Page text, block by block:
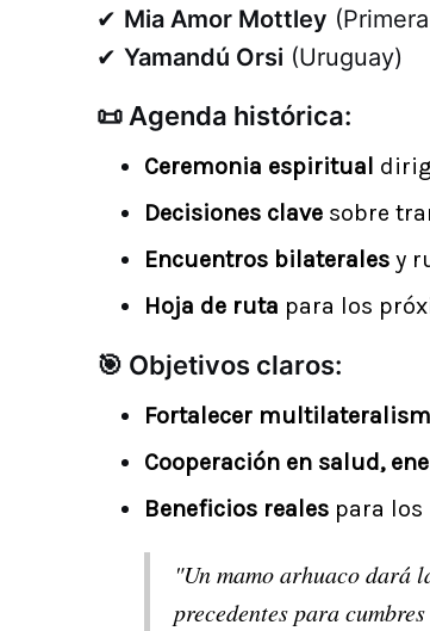
✔ Mia Amor Mottley
✔ Yamandú Orsi (Uruguay)
📜 Agenda histórica:
Ceremonia espiritual
Decisiones clave sobre
Encuentros bilaterales y
Hoja de ruta para los
🎯 Objetivos claros:
Fortalecer
Cooperación en salud,
Beneficios reales para los
"Un mamo arhuaco dará
precedentes para